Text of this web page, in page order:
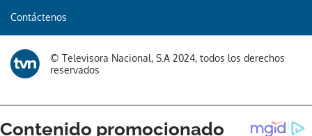
Contáctenos
© Televisora Nacional, S.A 2024, todos los derechos
reservados